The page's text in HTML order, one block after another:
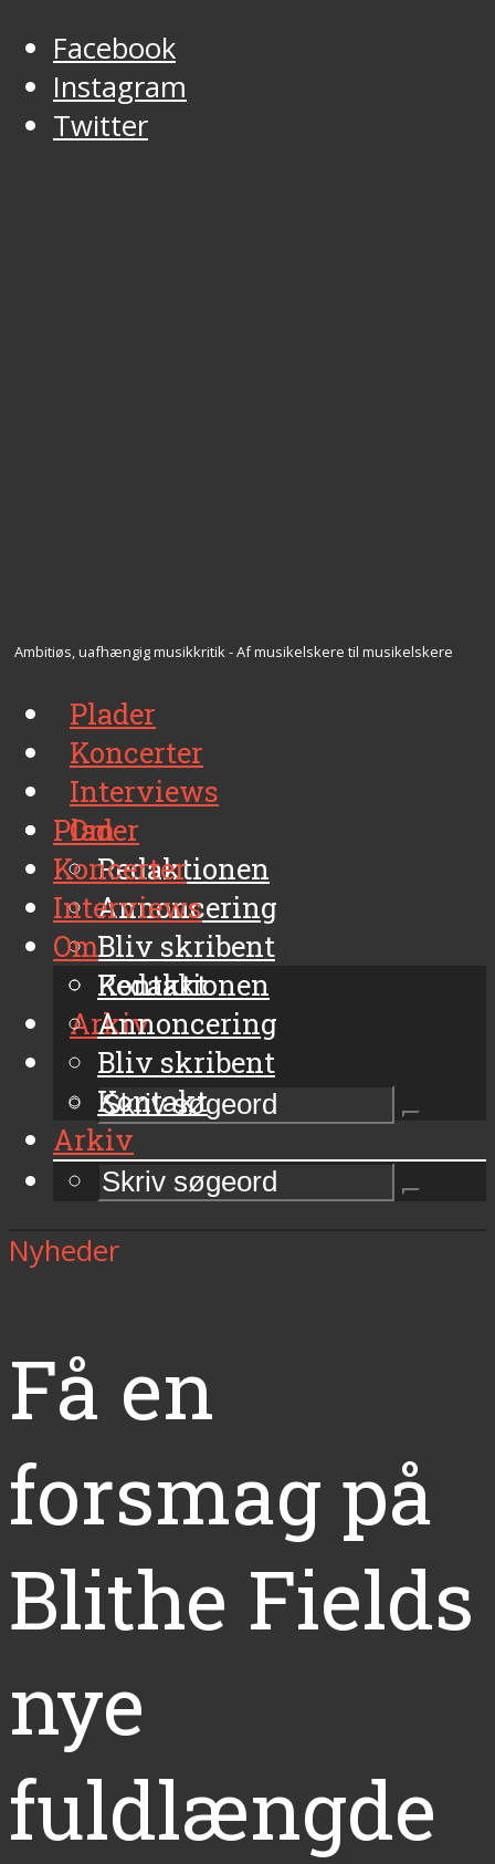
Facebook
Instagram
Twitter
Ambitiøs, uafhængig musikkritik - Af musikelskere til musikelskere
Plader
Koncerter
Interviews
Om
Redaktionen
Annoncering
Bliv skribent
Kontakt
Arkiv
Plader
Koncerter
Interviews
Om
Redaktionen
Annoncering
Bliv skribent
Kontakt
Arkiv
Nyheder
Få en
forsmag på
Blithe Fields
nye
fuldlængde